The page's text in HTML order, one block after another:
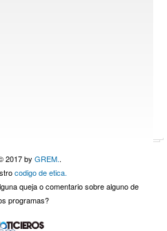
2017 by GREM..
codigo de etica.
queja o comentario sobre alguno de
programas?